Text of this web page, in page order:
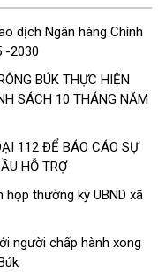
dịch Ngân hàng Chính
-2030
BÚK THỰC HIỆN
SÁCH 10 THÁNG NĂM
112 ĐỂ BÁO CÁO SỰ
HỖ TRỢ
họp thường kỳ UBND xã
người chấp hành xong